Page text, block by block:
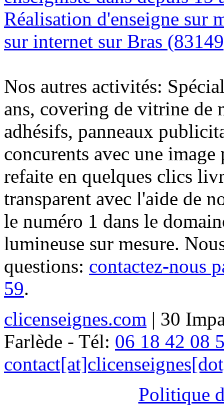
Réalisation d'enseigne sur
sur internet sur Bras
Nos autres activités:
ans, covering de vitrine de
adhésifs, panneaux
concurents avec une
refaite en quelques clics
transparent avec l'aide de
le numéro 1 dans le
lumineuse sur mesure.
questions: contactez-nous
59.
clicenseignes.com | 30
Farlède - Tél: 06 18 42 08
Politique